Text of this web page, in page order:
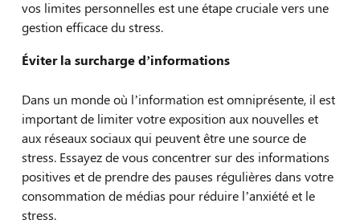
vos limites personnelles est une étape cruciale vers une
gestion efficace du stress.
Éviter la surcharge d’informations
Dans un monde où l’information est omniprésente, il est
important de limiter votre exposition aux nouvelles et
aux réseaux sociaux qui peuvent être une source de
stress. Essayez de vous concentrer sur des informations
positives et de prendre des pauses régulières dans votre
consommation de médias pour réduire l’anxiété et le
stress.